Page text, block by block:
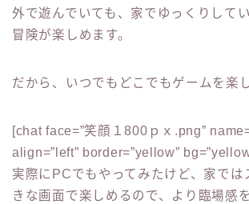
外で遊んでいても、家でゆっくりして
冒険が楽しめます。
だから、いつでもどこでもゲームを楽
[chat face=”笑顔１800ｐｘ.png”
align=”left” border=”yellow”
実際にPCでもやってみたけど、家では
きな画面で楽しめるので、より臨場感